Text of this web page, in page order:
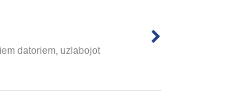
datoriem, uzlabojot